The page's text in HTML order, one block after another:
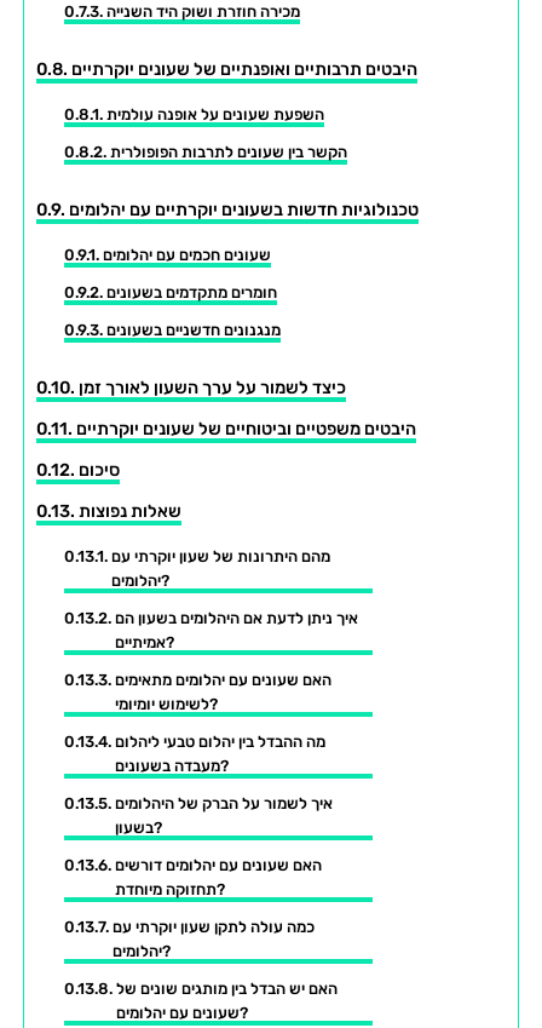
מכירה חוזרת ושוק היד השנייה
היבטים תרבותיים ואופנתיים של שעונים יוקרתיים
השפעת שעונים על אופנה עולמית
הקשר בין שעונים לתרבות הפופולרית
טכנולוגיות חדשות בשעונים יוקרתיים עם יהלומים
שעונים חכמים עם יהלומים
חומרים מתקדמים בשעונים
מנגנונים חדשניים בשעונים
כיצד לשמור על ערך השעון לאורך זמן
היבטים משפטיים וביטוחיים של שעונים יוקרתיים
סיכום
שאלות נפוצות
מהם היתרונות של שעון יוקרתי עם
יהלומים?
איך ניתן לדעת אם היהלומים בשעון הם
אמיתיים?
האם שעונים עם יהלומים מתאימים
לשימוש יומיומי?
מה ההבדל בין יהלום טבעי ליהלום
מעבדה בשעונים?
איך לשמור על הברק של היהלומים
בשעון?
האם שעונים עם יהלומים דורשים
תחזוקה מיוחדת?
כמה עולה לתקן שעון יוקרתי עם
יהלומים?
האם יש הבדל בין מותגים שונים של
שעונים עם יהלומים?